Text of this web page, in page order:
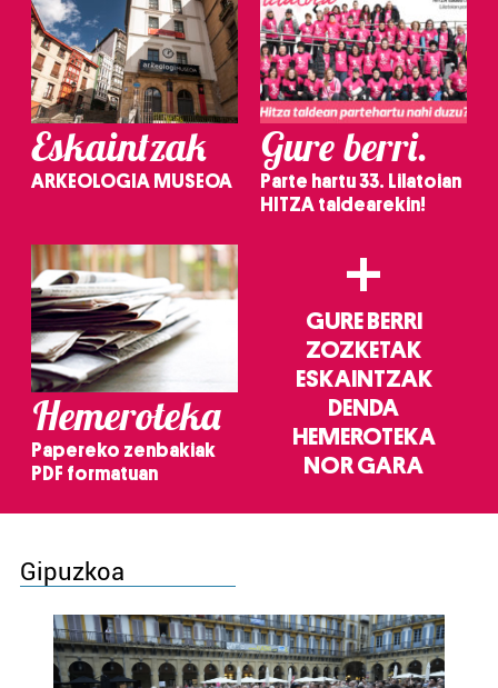
Eskaintzak
ARKEOLOGIA MUSEOA
Gure berri.
Parte hartu 33. Lilatoian
HITZA taldearekin!
Hemeroteka
Papereko zenbakiak
PDF formatuan
+
GURE BERRI
ZOZKETAK
ESKAINTZAK
DENDA
HEMEROTEKA
NOR GARA
Gipuzkoa